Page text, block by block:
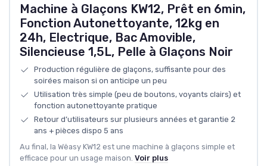
Machine à Glaçons KW12, Prêt en 6min,
Fonction Autonettoyante, 12kg en
24h, Electrique, Bac Amovible,
Silencieuse 1,5L, Pelle à Glaçons Noir
Production régulière de glaçons, suffisante pour des
soirées maison si on anticipe un peu
Utilisation très simple (peu de boutons, voyants clairs) et
fonction autonettoyante pratique
Retour d’utilisateurs sur plusieurs années et garantie 2
ans + pièces dispo 5 ans
Au final, la Wëasy KW12 est une machine à glaçons simple et
efficace pour un usage maison. Voir plus